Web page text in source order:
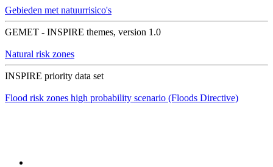
Gebieden met natuurrisico's
GEMET - INSPIRE themes, version 1.0
Natural risk zones
INSPIRE priority data set
Flood risk zones high probability scenario (Floods Directive)